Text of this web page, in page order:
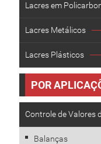
Lacres em
Lacres Metálicos
Lacres Plásticos
POR
Controle de Valores
Balanças